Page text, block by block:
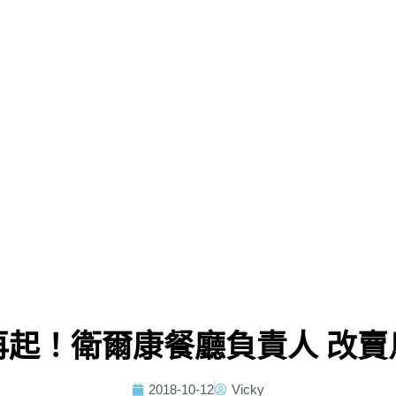
！衛爾康餐廳負責人 改
2018-10-12 Vicky